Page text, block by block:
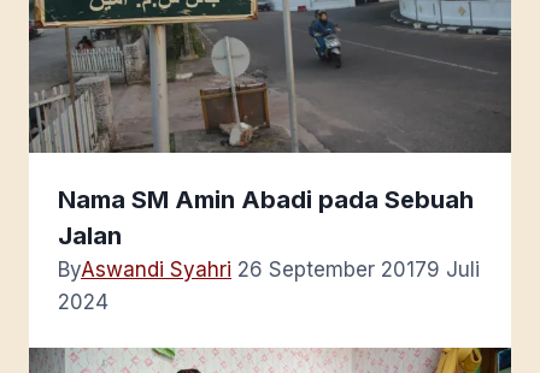
Nama SM Amin Abadi pada Sebuah
Jalan
ByAswandi Syahri 26 September 20179 Juli
2024